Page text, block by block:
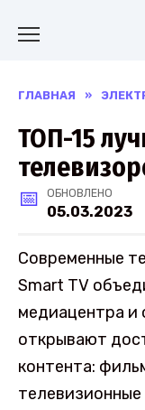
ГЛАВНАЯ »
ТОП-15
ОБНОВЛЕНО
05.03.2023
Современные
Smart TV
медиацентра и
открывают
контента: